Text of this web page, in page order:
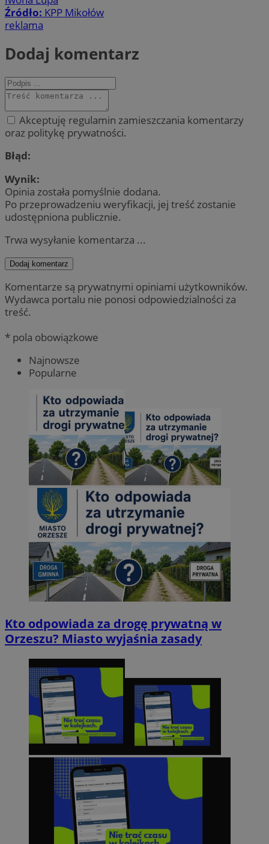
Źródło: KPP Mikołów
reklama
Dodaj komentarz
Akceptuję regulamin zamieszczania komentarzy
oraz politykę prywatności.
Błąd:
Wynik:
Opinia została pomyślnie dodana.
Po przeprowadzeniu weryfikacji, jej treść zostanie
udostępniona publicznie.
Trwa wysyłanie komentarza ...
Dodaj komentarz
Komentarze są prywatnymi opiniami użytkowników.
Wydawca portalu nie ponosi odpowiedzialności za
treść.
* pola obowiązkowe
Najnowsze
Popularne
Kto odpowiada za drogę prywatną w
Orzeszu? Miasto wyjaśnia zasady